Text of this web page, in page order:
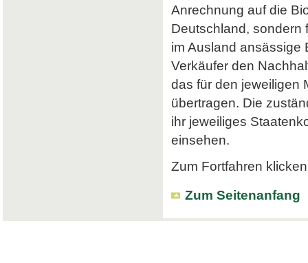
Anrechnung auf die
Deutschland, sondern
im Ausland ansässige
Verkäufer den
das für den jeweiligen
übertragen. Die
ihr jeweiliges
einsehen.
Zum Fortfahren
Zum Seitenanfang